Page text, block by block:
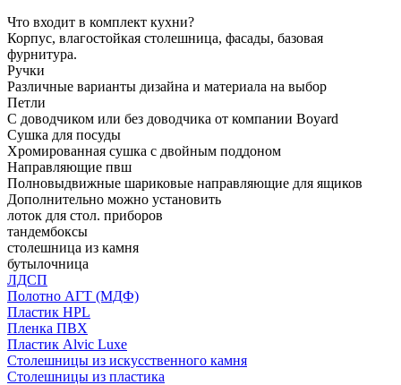
Что входит в комплект кухни?
Корпус, влагостойкая столешница, фасады, базовая
фурнитура.
Ручки
Различные варианты дизайна и материала на выбор
Петли
С доводчиком или без доводчика от компании Boyard
Сушка для посуды
Хромированная сушка с двойным поддоном
Направляющие пвш
Полновыдвижные шариковые направляющие для ящиков
Дополнительно можно установить
лоток для стол. приборов
тандембоксы
столешница из камня
бутылочница
ЛДСП
Полотно АГТ (МДФ)
Пластик HPL
Пленка ПВХ
Пластик Alvic Luxe
Столешницы из искусственного камня
Столешницы из пластика